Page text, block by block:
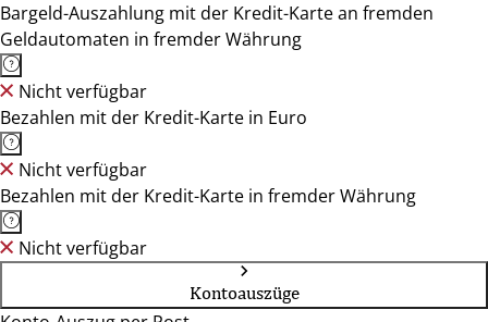
Bargeld-Auszahlung mit der Kredit-Karte an fremden
Geldautomaten in fremder Währung
Nicht verfügbar
Bezahlen mit der Kredit-Karte in Euro
Nicht verfügbar
Bezahlen mit der Kredit-Karte in fremder Währung
Nicht verfügbar
Kontoauszüge